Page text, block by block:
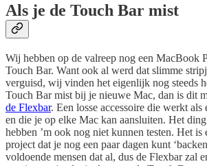
Als je de Touch Bar mist
Wij hebben op de valreep nog een MacBook
Touch Bar. Want ook al werd dat slimme
verguisd, wij vinden het eigenlijk nog steeds
Touch Bar mist bij je nieuwe Mac, dan is dit
de Flexbar. Een losse accessoire die werkt
en die je op elke Mac kan aansluiten. Het
hebben ’m ook nog niet kunnen testen. Het is
project dat je nog een paar dagen kunt
voldoende mensen dat al, dus de Flexbar zal